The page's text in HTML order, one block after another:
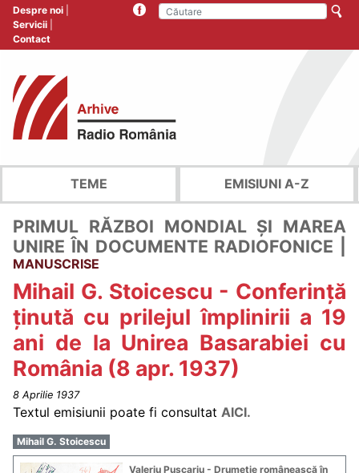
Despre noi
Servicii
Contact
TEME EMISIUNI A-Z
PRIMUL RĂZBOI MONDIAL ȘI MAREA
UNIRE ÎN DOCUMENTE RADIOFONICE |
MANUSCRISE
Mihail G. Stoicescu - Conferință
ținută cu prilejul împlinirii a 19
ani de la Unirea Basarabiei cu
România (8 apr. 1937)
8 Aprilie 1937
Textul emisiunii poate fi consultat AICI.
Mihail G. Stoicescu
Valeriu Pușcariu - Drumeție românească în